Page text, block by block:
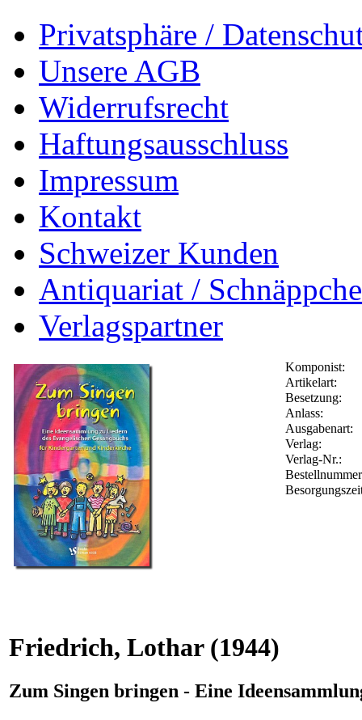
Privatsphäre /
Unsere AGB
Widerrufsrecht
Haftungsausschluss
Impressum
Kontakt
Schweizer Kunden
Antiquariat /
Verlagspartner
Komponist:
Artikelart:
Besetzung:
Anlass:
Ausgabenart:
Verlag:
Verlag-Nr.:
Friedrich, Lothar(1944)
Zum Singen bringen - Eine